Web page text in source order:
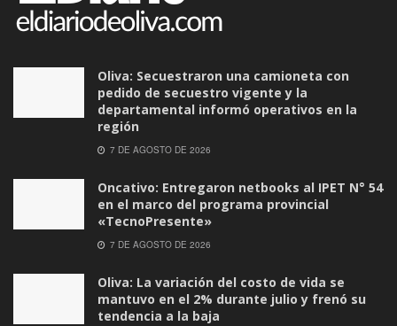
Oliva: Secuestraron una camioneta con
pedido de secuestro vigente y la
departamental informó operativos en la
región
7 DE AGOSTO DE 2026
Oncativo: Entregaron netbooks al IPET N° 54
en el marco del programa provincial
«TecnoPresente»
7 DE AGOSTO DE 2026
Oliva: La variación del costo de vida se
mantuvo en el 2% durante julio y frenó su
tendencia a la baja